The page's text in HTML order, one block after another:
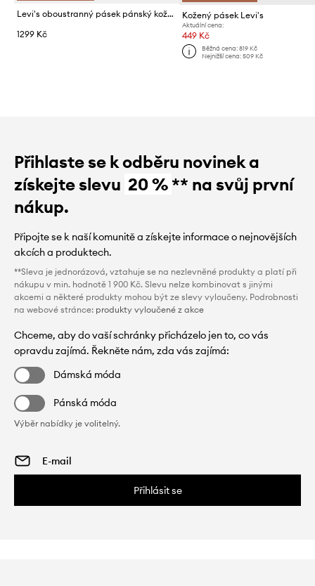
Levi's oboustranný pásek pánský kožený REVERSIBLE CORE
1299 Kč
Kožený pásek Levi's
Aktuální cena:
449 Kč
Běžná cena: 819 Kč
Nejnižší cena: 509 Kč
Přihlaste se k odběru novinek a
získejte slevu 20 %** na svůj první
nákup.
Připojte se k naší komunitě a získejte informace o nejnovějších
akcích a produktech.
**Sleva je jednorázová, vztahuje se na nezlevněné produkty a platí při
nákupu v min. hodnotě 1 900 Kč. Slevu nelze kombinovat s jinými
akcemi a některé produkty mohou být ze slevy vyloučeny. Podrobnosti
na webové stránce: produkty vyloučené z akce
Chceme, aby do vaší schránky přicházelo jen to, co vás
opravdu zajímá. Řekněte nám, zda vás zajímá:
Dámská móda
Pánská móda
Výběr nabídky je volitelný.
Přihlásit se